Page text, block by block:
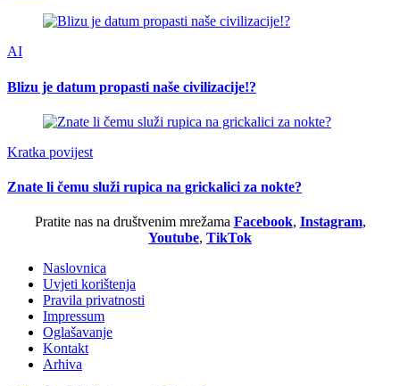
AI
Blizu je datum propasti naše civilizacije!?
Kratka povijest
Znate li čemu služi rupica na grickalici za nokte?
Pratite nas na društvenim mrežama Facebook, Instagram,
Youtube, TikTok
Naslovnica
Uvjeti korištenja
Pravila privatnosti
Impressum
Oglašavanje
Kontakt
Arhiva